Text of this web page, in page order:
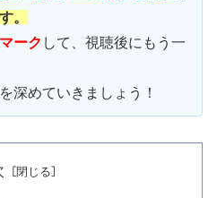
。
ーク して、視聴後にもう一
深めていきましょう！